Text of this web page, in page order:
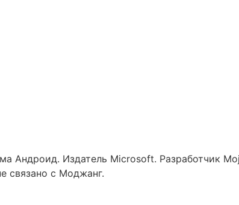
Андроид. Издатель Microsoft. Разработчик
связано с Моджанг.